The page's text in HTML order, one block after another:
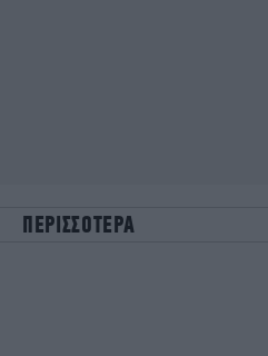
ΠΕΡΙΣΣΟΤΕΡΑ